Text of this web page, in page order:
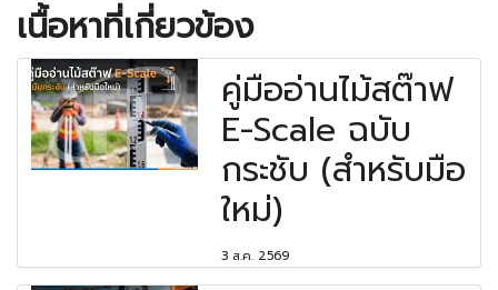
เนื้อหาที่เกี่ยวข้อง
คู่มืออ่านไม้สต๊าฟ
E-Scale ฉบับ
กระชับ (สำหรับมือ
ใหม่)
3 ส.ค. 2569